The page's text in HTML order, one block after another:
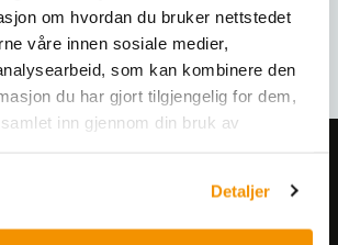
om hvordan du bruker nettstedet
våre innen sosiale medier,
som kan kombinere den
du har gjort tilgjengelig for dem,
inn gjennom din bruk av
Detaljer
og kampanjer.